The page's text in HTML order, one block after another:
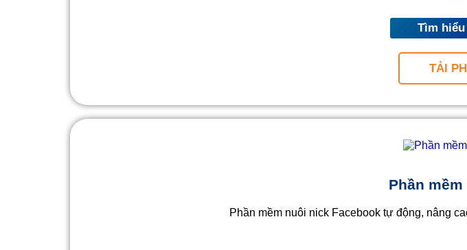
Tìm
TẢI
Phần mềm
Phần mềm nuôi nick Facebook tự động, nâng